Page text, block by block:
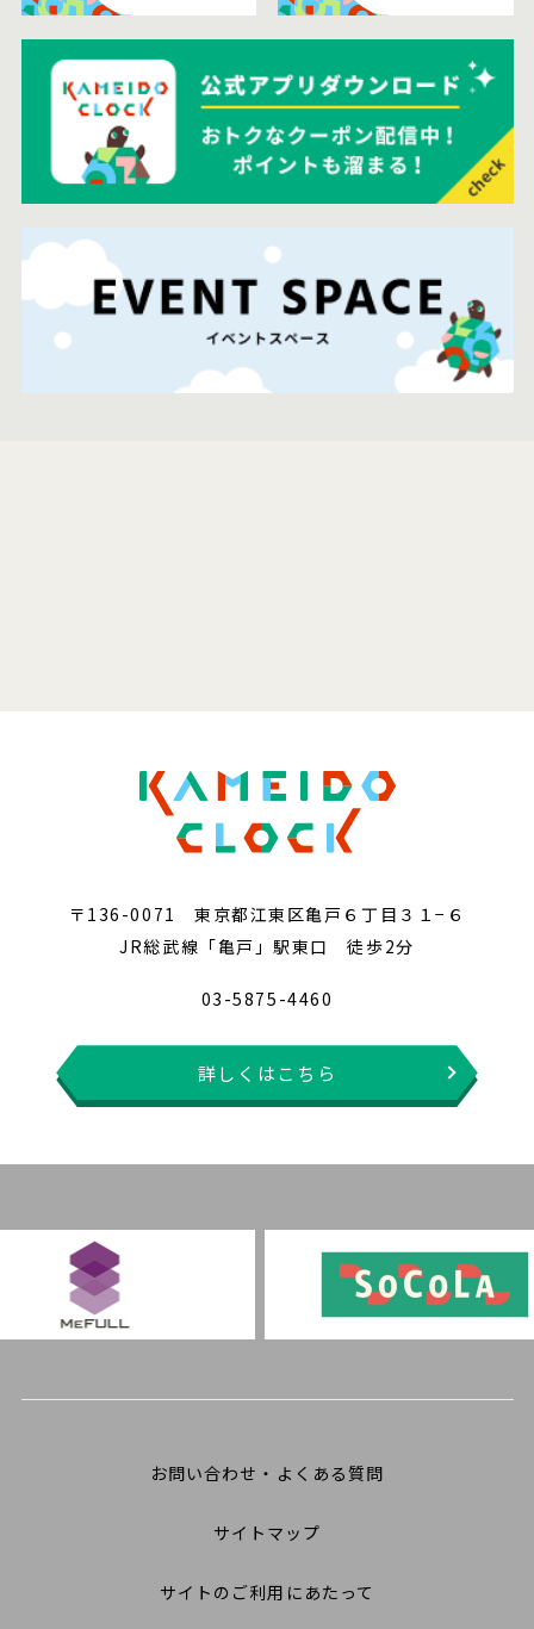
〒136-0071 東京都江東区亀戸６丁目３１−６
JR総武線「亀戸」駅東口 徒歩2分
03-5875-4460
詳しくはこちら
お問い合わせ・よくある質問
サイトマップ
サイトのご利用にあたって